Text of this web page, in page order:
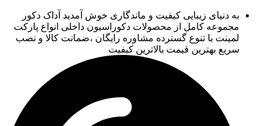
به دنیای زیبایی کیفیت و ماندگاری خوش آمدید آداک دکور
مجموعه کامل از محصولات دکوراسیون داخلی انواع پارکت
لمینت با تنوع گسترده مشاوره رایگان ،ضمانت کالا و نصب
سریع بهترین قیمت بالاترین کیفیت